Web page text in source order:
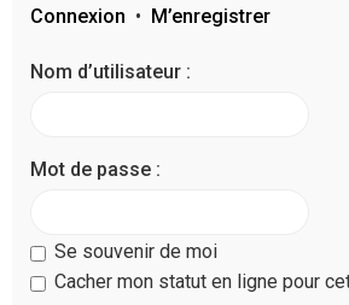
Connexion • M’enregistrer
Nom d’utilisateur :
Mot de passe :
Se souvenir de moi
Cacher mon statut en ligne pour